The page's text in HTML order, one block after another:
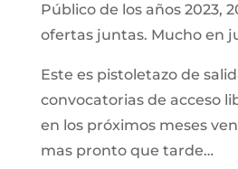
Público de los años 2023,
ofertas juntas. Mucho en
Este es pistoletazo de
convocatorias de acceso
en los próximos meses
mas pronto que tarde…